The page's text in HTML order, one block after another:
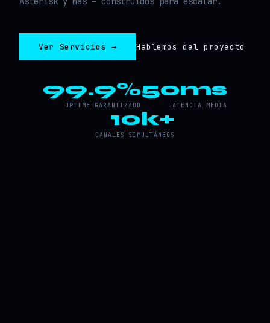
Ver Servicios → Hablemos del proyecto
99.9%
UPTIME GARANTIZADO
50ms
LATENCIA MEDIA
10k+
CANALES SIMULTÁNEOS